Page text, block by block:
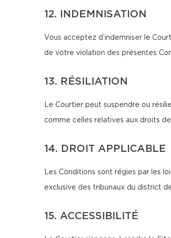
12. INDEMNISATION
Vous acceptez d’indemniser le
de votre violation des présentes
13. RÉSILIATION
Le Courtier peut suspendre ou
comme celles relatives aux droits
14. DROIT APPLICABLE
Les Conditions sont régies par les
exclusive des tribunaux du district
15. ACCESSIBILITÉ